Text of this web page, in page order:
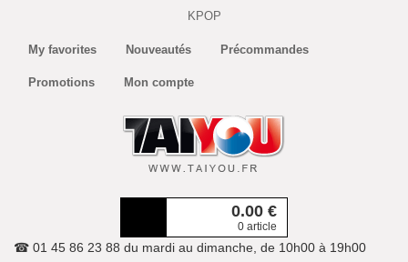
KPOP
My favorites Nouveautés Précommandes
Promotions Mon compte
0.00 €
0 article
☎ 01 45 86 23 88 du mardi au dimanche, de 10h00 à 19h00